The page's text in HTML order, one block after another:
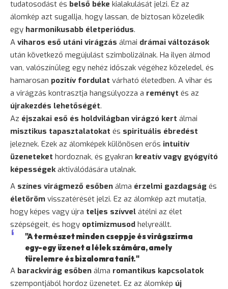
tudatosodást és belső béke kialakulását jelzi. Ez az
álomkép azt sugallja, hogy lassan, de biztosan közeledik
egy harmonikusabb életperiódus.
A viharos eső utáni virágzás álmai drámai változások
után következő megújulást szimbolizálnak. Ha ilyen álmod
van, valószínűleg egy nehéz időszak végéhez közeledel, és
hamarosan pozitív fordulat várható életedben. A vihar és
a virágzás kontrasztja hangsúlyozza a reményt és az
újrakezdés lehetőségét.
Az éjszakai eső és holdvilágban virágzó kert álmai
misztikus tapasztalatokat és spirituális ébredést
jeleznek. Ezek az álomképek különösen erős intuitív
üzeneteket hordoznak, és gyakran kreatív vagy gyógyító
képességekaktiválódására utalnak.
A színes virágmező esőben álma érzelmi gazdagság és
életöröm visszatérését jelzi. Ez az álomkép azt mutatja,
hogy képes vagy újra teljes szívvel átélni az élet
szépségeit, és hogy optimizmusod helyreállt.
"A természet minden cseppje és virágszirma
egy-egy üzenet a lélek számára, amely
türelemre és bizalomra tanít."
A barackvirág esőben álma romantikus kapcsolatok
szempontjából hordoz üzenetet. Ez az álomkép új